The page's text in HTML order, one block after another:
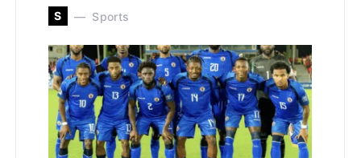
S Sports